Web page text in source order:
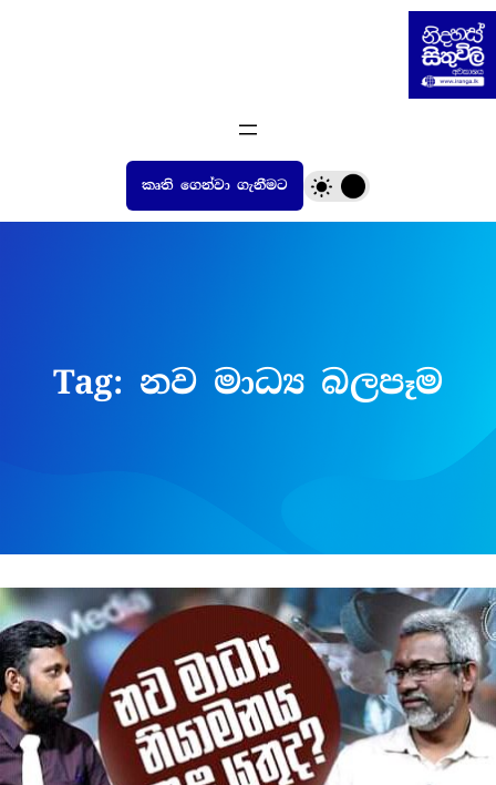
කෘති ගෙන්වා ගැනීමට
Tag: නව මාධ්‍ය බලපෑම